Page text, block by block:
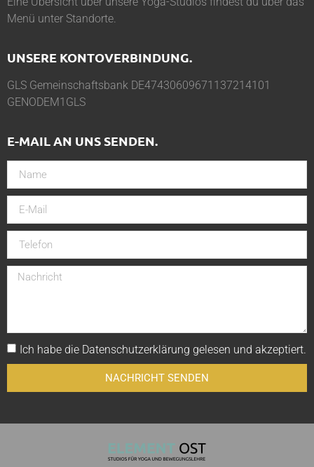
Menü unter Standorte
UNSERE KONTOVERBINDUNG.
GLS Gemeinschaftsbank DE47430609671137214101
GENODEM1GLS
E-MAIL AN UNS SENDEN.
Ich habe die Datenschutzerklärung gelesen und akzeptiert.
NACHRICHT SENDEN